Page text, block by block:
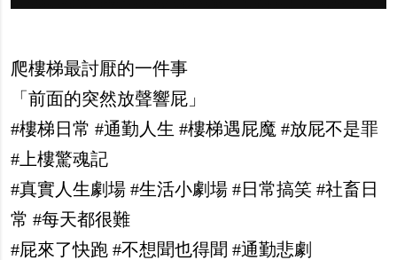
爬樓梯最討厭的一件事
「前面的突然放聲響屁」
#樓梯日常 #通勤人生 #樓梯遇屁魔 #放屁不是罪
#上樓驚魂記
#真實人生劇場 #生活小劇場 #日常搞笑 #社畜日
常 #每天都很難
#屁來了快跑 #不想聞也得聞 #通勤悲劇